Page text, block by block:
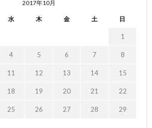
2017年10月
水 木 金 土 日
1
4 5 6 7 8
11 12 13 14 15
18 19 20 21 22
25 26 27 28 29